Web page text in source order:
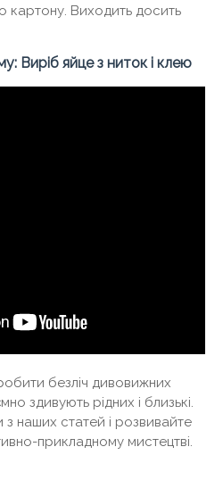
картону. Виходить досить
Виріб яйце з ниток і клею
безліч дивовижних
здивують рідних і близькі.
наших статей і розвивайте
прикладному мистецтві.